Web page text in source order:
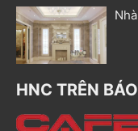
HNC TRÊN